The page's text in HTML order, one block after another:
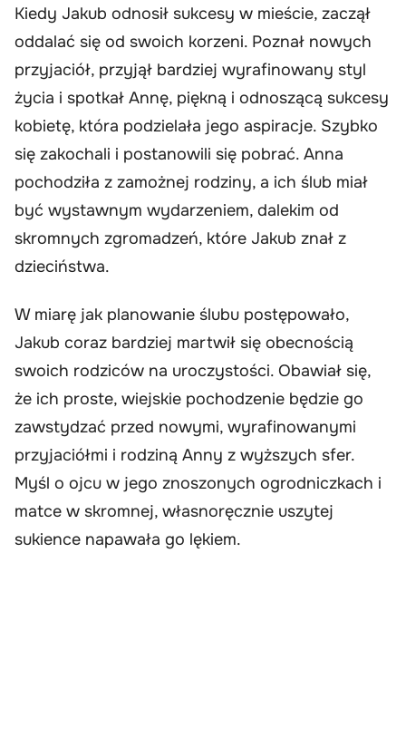
Kiedy Jakub odnosił sukcesy w mieście, zaczął
oddalać się od swoich korzeni. Poznał nowych
przyjaciół, przyjął bardziej wyrafinowany styl
życia i spotkał Annę, piękną i odnoszącą sukcesy
kobietę, która podzielała jego aspiracje. Szybko
się zakochali i postanowili się pobrać. Anna
pochodziła z zamożnej rodziny, a ich ślub miał
być wystawnym wydarzeniem, dalekim od
skromnych zgromadzeń, które Jakub znał z
dzieciństwa.
W miarę jak planowanie ślubu postępowało,
Jakub coraz bardziej martwił się obecnością
swoich rodziców na uroczystości. Obawiał się,
że ich proste, wiejskie pochodzenie będzie go
zawstydzać przed nowymi, wyrafinowanymi
przyjaciółmi i rodziną Anny z wyższych sfer.
Myśl o ojcu w jego znoszonych ogrodniczkach i
matce w skromnej, własnoręcznie uszytej
sukience napawała go lękiem.